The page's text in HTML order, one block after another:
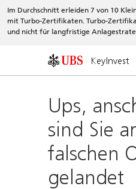
Im Durchschnitt erleiden 7 von 10
mit Turbo-Zertifikaten. Turbo-
und nicht für langfristige
KeyInvest
Ups,
sind Sie
falschen
gelandet